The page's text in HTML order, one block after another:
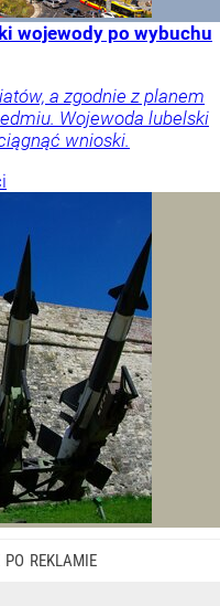
wojewody po wybuchu
a zgodnie z planem
Wojewoda lubelski
wnioski.